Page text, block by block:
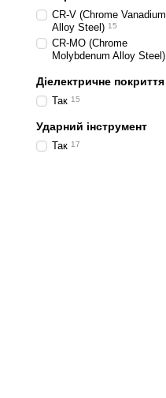
CR-V (Chrome Vanadium
Alloy Steel) 15
CR-MO (Chrome
Molybdenum Alloy Steel)
Діелектричне покриття
Так 15
Ударний інструмент
Так 17